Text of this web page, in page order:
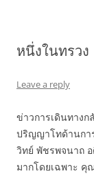
หนึ่งในทรวง
Leave a reply
ข่าวการเดินทางก
ปริญญาโทด้านกา
วิทย์ พัชรพจนาถ
มากโดยเฉพาะ คุ